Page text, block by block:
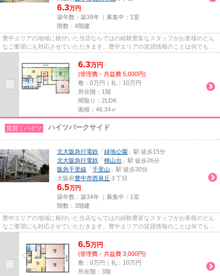
6.3万円
築年数：築39年 ｜募集中： 1室
階数：4階建
豊中エリアの地域に根付いた当店ならではの経験豊富なスタッフがお客様のどん
なご要望にも対応させていただきます。豊中エリアの賃貸情報のことは何でもお
6.3万円
(管理費・共益費 5,000円)
敷：0万円｜礼：10万円
所在階：1階
間取り：2LDK
面積：46.34㎡
賃貸｜ハイツ ハイツパークサイド
北大阪急行電鉄 「 緑地公園 」駅 徒歩15分
北大阪急行電鉄 「 桃山台 」駅 徒歩26分
阪急千里線 「 千里山 」駅 徒歩30分
大阪府豊中市西泉丘 ３丁目
6.5万円
築年数：築34年 ｜募集中： 1室
階数：3階建
豊中エリアの地域に根付いた当店ならではの経験豊富なスタッフがお客様のどん
なご要望にも対応させていただきます。豊中エリアの賃貸情報のことは何でもお
6.5万円
(管理費・共益費 3,000円)
敷：0万円｜礼：10万円
所在階：3階